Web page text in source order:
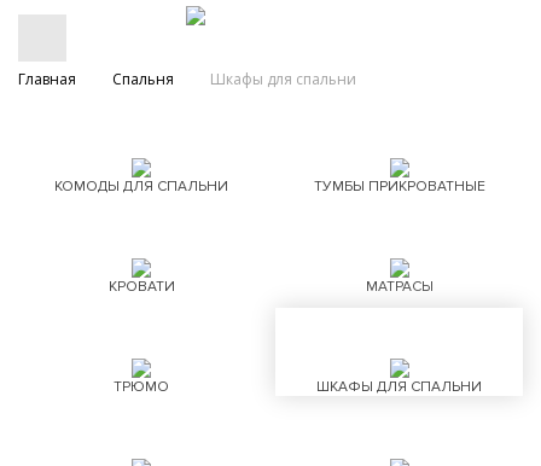
Главная Спальня Шкафы для спальни
КОМОДЫ ДЛЯ СПАЛЬНИ ТУМБЫ ПРИКРОВАТНЫЕ
КРОВАТИ МАТРАСЫ
ТРЮМО ШКАФЫ ДЛЯ СПАЛЬНИ